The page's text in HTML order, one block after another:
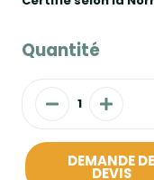
Quantité
DEMANDE DE
DEVIS